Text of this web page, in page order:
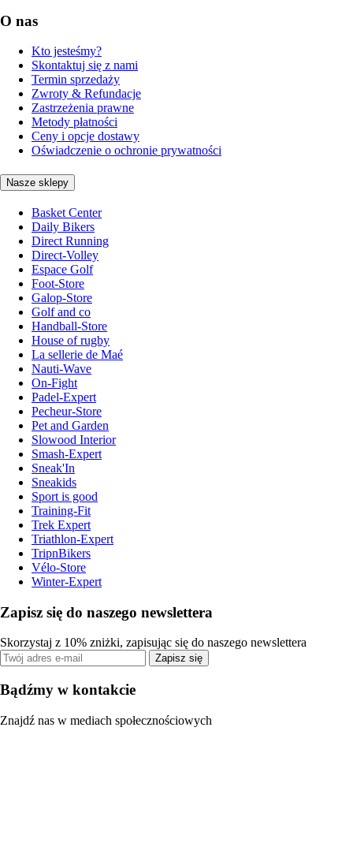
O nas
Kto jesteśmy?
Skontaktuj się z nami
Termin sprzedaży
Zwroty & Refundacje
Zastrzeżenia prawne
Metody płatności
Ceny i opcje dostawy
Oświadczenie o ochronie prywatności
Nasze sklepy
Basket Center
Daily Bikers
Direct Running
Direct-Volley
Espace Golf
Foot-Store
Galop-Store
Golf and co
Handball-Store
House of rugby
La sellerie de Maé
Nauti-Wave
On-Fight
Padel-Expert
Pecheur-Store
Pet and Garden
Slowood Interior
Smash-Expert
Sneak'In
Sneakids
Sport is good
Training-Fit
Trek Expert
Triathlon-Expert
TripnBikers
Vélo-Store
Winter-Expert
Zapisz się do naszego newslettera
Skorzystaj z 10% zniżki, zapisując się do naszego newslettera
Zapisz się
Bądźmy w kontakcie
Znajdź nas w mediach społecznościowych